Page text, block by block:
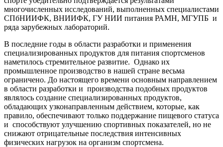
многочисленных исследований, выполненных специалистами
СПбНИИФК, ВНИИФК, ГУ НИИ питания РАМН, МГУПБ и
ряда зарубежных лабораторий.
В последние годы в области разработки и применения
специализированных продуктов для питания спортсменов
наметилось стремительное развитие. Однако их
промышленное производство в нашей стране весьма
ограничено. До настоящего времени основным направлением
в области разработки и производства подобных продуктов
являлось создание специализированных продуктов,
обладающих узконаправленным действием, которые, как
правило, обеспечивают только поддержание пищевого статуса
и способствуют улучшению спортивных показателей, но не
снижают отрицательные последствия интенсивных
физических нагрузок на организм спортсмена.